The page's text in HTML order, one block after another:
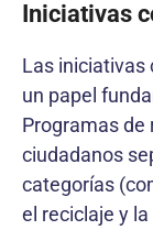
Iniciativas
Las iniciativas
un papel
Programas de
ciudadanos
categorías
el reciclaje y